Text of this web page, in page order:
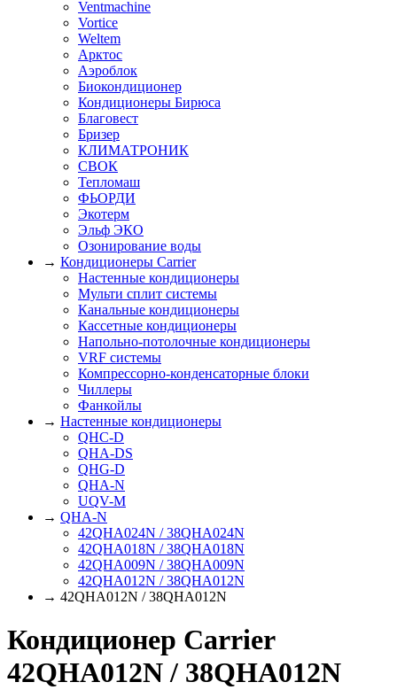
Ventmachine
Vortice
Weltem
Арктос
Аэроблок
Биокондиционер
Кондиционеры Бирюса
Благовест
Бризер
КЛИМАТРОНИК
СВОК
Тепломаш
ФЬОРДИ
Экотерм
Эльф ЭКО
Озонирование воды
→ Кондиционеры Carrier
Настенные кондиционеры
Мульти сплит системы
Канальные кондиционеры
Кассетные кондиционеры
Напольно-потолочные кондиционеры
VRF системы
Компрессорно-конденсаторные блоки
Чиллеры
Фанкойлы
→ Настенные кондиционеры
QHC-D
QHA-DS
QHG-D
QHA-N
UQV-M
→ QHA-N
42QHA024N / 38QHA024N
42QHA018N / 38QHA018N
42QHA009N / 38QHA009N
42QHA012N / 38QHA012N
→ 42QHA012N / 38QHA012N
Кондиционер Carrier
42QHA012N / 38QHA012N